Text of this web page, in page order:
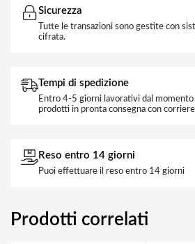
Sicurezza
Tutte le transazioni sono gestite con
cifrata.
Tempi di spedizione
Entro 4-5 giorni lavorativi dal
prodotti in pronta consegna con
Reso entro 14 giorni
Puoi effettuare il reso entro 14 giorni
Prodotti correlati